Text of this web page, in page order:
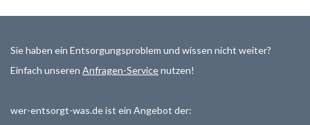
Sie haben ein Entsorgungsproblem und wissen nicht weiter?
Einfach unseren Anfragen-Servicenutzen!
wer-entsorgt-was.de ist ein Angebot der: